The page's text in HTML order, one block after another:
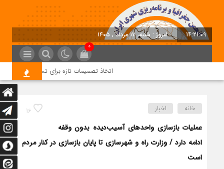
14:21:09 امروز : شنبه, ۱۷ مرداد , ۱۴۰۵
0
اتخاذ تصمیمات تازه برای تسریع در روند
16 خانه اخبار
عملیات بازسازی واحدهای آسیب‌دیده بدون وقفه
ادامه دارد / وزارت راه و شهرسازی تا پایان بازسازی در کنار مردم
است